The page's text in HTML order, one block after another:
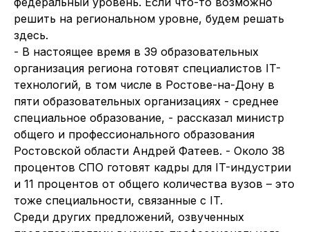
решить на региональном уровне, будем решать
здесь.
- В настоящее время в 39 образовательных
организация региона готовят специалистов IT-
технологий, в том числе в Ростове-на-Дону в
пяти образовательных организациях - среднее
специальное образование, - рассказал министр
общего и профессионального образования
Ростовской области Андрей Фатеев. - Около 38
процентов СПО готовят кадры для IT-индустрии
и 11 процентов от общего количества вузов – это
тоже специальности, связанные с IT.
Среди других предложений, озвученных